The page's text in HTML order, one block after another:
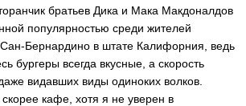
братьев Дика и Мака Макдоналдов
популярностью среди жителей
Бернардино в штате Калифорния, ведь
бургеры всегда вкусные, а скорость
видавших виды одиноких волков.
кафе, хотя я не уверен в